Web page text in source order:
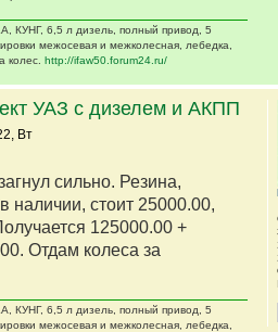
КУНГ, 6,5 л дизель, полный привод, 5
межосевая и межколесная, лебедка,
колес. http://ifaw50.forum24.ru/
УАЗ с дизелем и АКПП
Вт
сильно. Резина,
наличии, стоит 25000.00,
125000.00 +
Отдам колеса за
КУНГ, 6,5 л дизель, полный привод, 5
межосевая и межколесная, лебедка,